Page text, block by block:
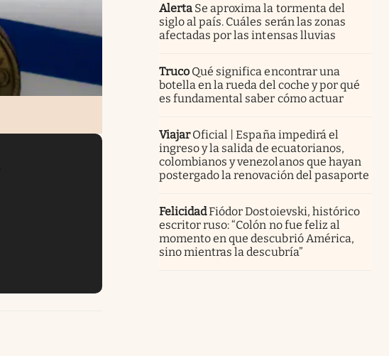
Alerta Se aproxima la tormenta del
siglo al país. Cuáles serán las zonas
afectadas por las intensas lluvias
Truco Qué significa encontrar una
botella en la rueda del coche y por qué
es fundamental saber cómo actuar
Viajar Oficial | España impedirá el
ingreso y la salida de ecuatorianos,
colombianos y venezolanos que hayan
postergado la renovación del pasaporte
FelicidadFiódor Dostoievski, histórico
escritor ruso: “Colón no fue feliz al
momento en que descubrió América,
sino mientras la descubría”